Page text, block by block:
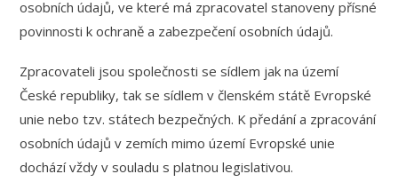
osobních údajů, ve které má zpracovatel stanoveny přísné
povinnosti k ochraně a zabezpečení osobních údajů.
Zpracovateli jsou společnosti se sídlem jak na území
České republiky, tak se sídlem v členském státě Evropské
unie nebo tzv. státech bezpečných. K předání a zpracování
osobních údajů v zemích mimo území Evropské unie
dochází vždy v souladu s platnou legislativou.